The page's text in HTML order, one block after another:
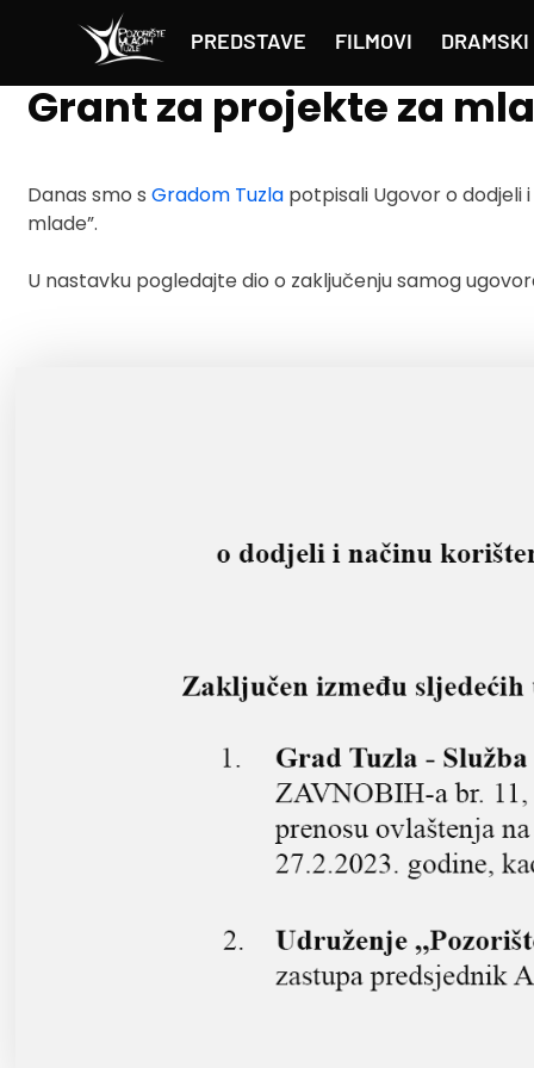
PREDSTAVE FILMOVI DRAMSKI
Grant za projekte za
Danas smo sGradom Tuzla potpisali Ugovor o dodjeli
mlade”.
U nastavku pogledajte dio o zaključenju samog